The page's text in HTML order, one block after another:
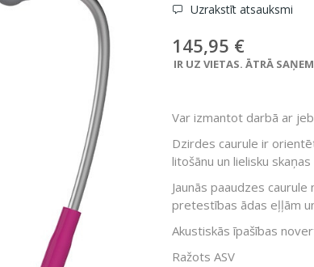
Uzrakstīt atsauksmi
145,95 €
IR UZ VIETAS. ĀTRĀ
Var izmantot darbā ar
Dzirdes caurule ir
litošānu un lielisku skaņas
Jaunās paaudzes
pretestības ādas eļļām
Akustiskās īpašības
Ražots ASV